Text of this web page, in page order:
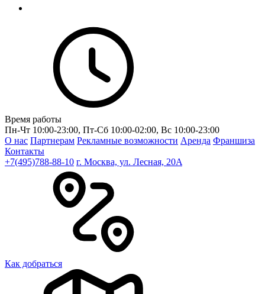
Время работы
Пн-Чт 10:00-23:00, Пт-Сб 10:00-02:00, Вс 10:00-23:00
О нас Партнерам Рекламные возможности Аренда Франшиза
Контакты
+7(495)788-88-10 г. Москва, ул. Лесная, 20A
Как добраться